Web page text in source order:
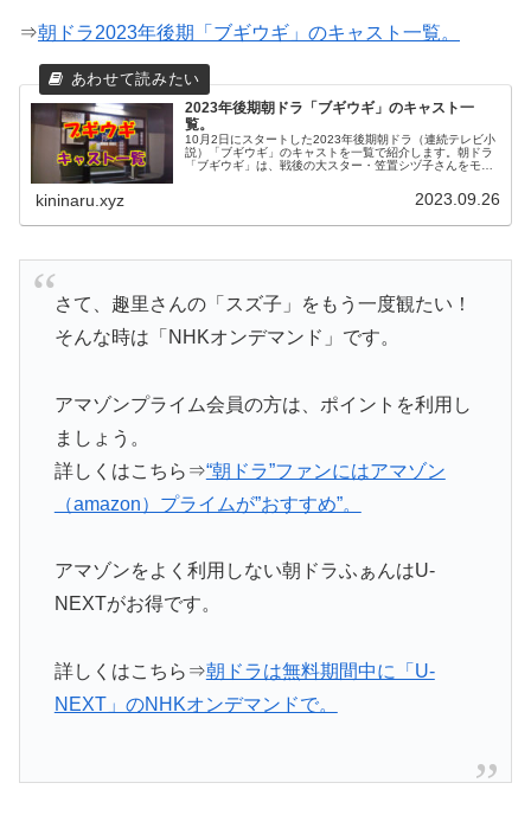
⇒朝ドラ2023年後期「ブギウギ」のキャスト一覧。
2023年後期朝ドラ「ブギウギ」のキャスト一
覧。
10月2日にスタートした2023年後期朝ドラ（連続テレビ小
説）「ブギウギ」のキャストを一覧で紹介します。朝ドラ
「ブギウギ」は、戦後の大スター・笠置シヅ子さんをモデ
kininaru.xyz 2023.09.26
さて、趣里さんの「スズ子」をもう一度観たい！
そんな時は「NHKオンデマンド」です。
アマゾンプライム会員の方は、ポイントを利用し
ましょう。
詳しくはこちら⇒“朝ドラ”ファンにはアマゾン
（amazon）プライムが”おすすめ”。
アマゾンをよく利用しない朝ドラふぁんはU-
NEXTがお得です。
詳しくはこちら⇒朝ドラは無料期間中に「U-
NEXT」のNHKオンデマンドで。